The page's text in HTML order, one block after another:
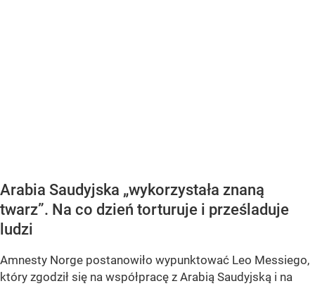
Arabia Saudyjska „wykorzystała znaną
twarz”. Na co dzień torturuje i prześladuje
ludzi
Amnesty Norge postanowiło wypunktować Leo Messiego,
który zgodził się na współpracę z Arabią Saudyjską i na